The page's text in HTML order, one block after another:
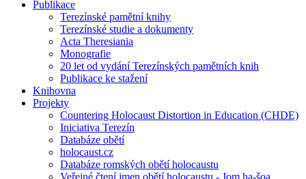
Publikace
Terezínské pamětní knihy
Terezínské studie a dokumenty
Acta Theresiania
Monografie
20 let od vydání Terezínských pamětních knih
Publikace ke stažení
Knihovna
Projekty
Countering Holocaust Distortion in Education (CHDE)
Iniciativa Terezín
Databáze obětí
holocaust.cz
Databáze romských obětí holocaustu
Veřejné čtení jmen obětí holocaustu - Jom ha-šoa